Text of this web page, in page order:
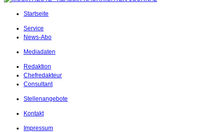
Startseite
Service
News-Abo
Mediadaten
Redaktion
Chefredakteur
Consultant
Stellenangebote
Kontakt
Impressum